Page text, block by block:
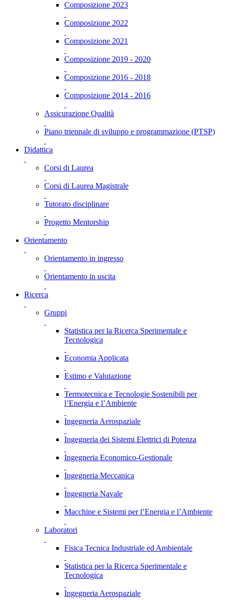
Composizione 2023
Composizione 2022
Composizione 2021
Composizione 2019 - 2020
Composizione 2016 - 2018
Composizione 2014 - 2016
Assicurazione Qualità
Piano triennale di sviluppo e programmazione (PTSP)
Didattica
Corsi di Laurea
Corsi di Laurea Magistrale
Tutorato disciplinare
Progetto Mentorship
Orientamento
Orientamento in ingresso
Orientamento in uscita
Ricerca
Gruppi
Statistica per la Ricerca Sperimentale e
Tecnologica
Economia Applicata
Estimo e Valutazione
Termotecnica e Tecnologie Sostenibili per
l’Energia e l’Ambiente
Ingegneria Aerospaziale
Ingegneria dei Sistemi Elettrici di Potenza
Ingegneria Economico-Gestionale
Ingegneria Meccanica
Ingegneria Navale
Macchine e Sistemi per l’Energia e l’Ambiente
Laboratori
Fisica Tecnica Industriale ed Ambientale
Statistica per la Ricerca Sperimentale e
Tecnologica
Ingegneria Aerospaziale